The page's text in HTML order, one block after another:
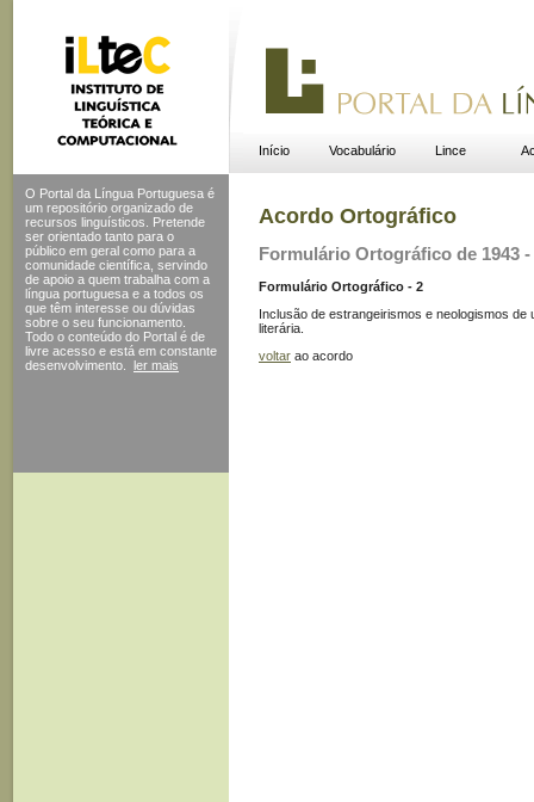
Início Vocabulário Lince
O Portal da Língua Portuguesa é
um repositório organizado de
recursos linguísticos. Pretende
ser orientado tanto para o
público em geral como para a
comunidade científica, servindo
de apoio a quem trabalha com a
língua portuguesa e a todos os
que têm interesse ou dúvidas
sobre o seu funcionamento.
Todo o conteúdo do Portal é de
livre acesso e está em constante
desenvolvimento.
ler mais
Acordo Ortográfico
Formulário Ortográfico de 1943
Formulário Ortográfico - 2
Inclusão de estrangeirismos e neologismos
literária.
voltar ao acordo